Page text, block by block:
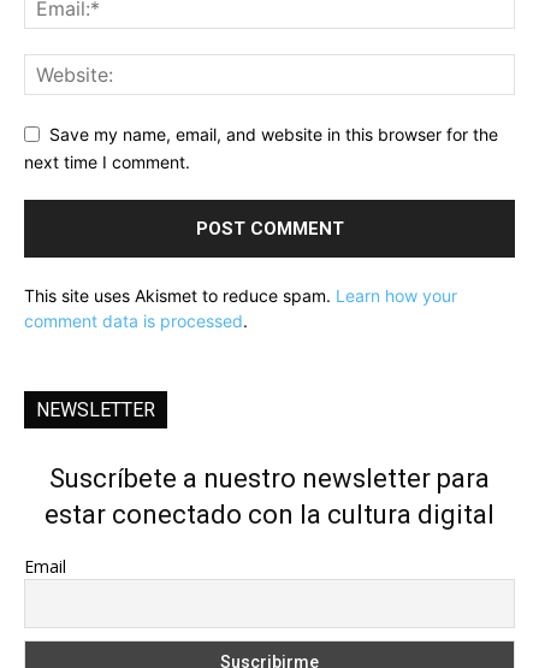
Save my name, email, and website in this browser for the
next time I comment.
This site uses Akismet to reduce spam. Learn how your
comment data is processed.
NEWSLETTER
Suscríbete a nuestro newsletter para
estar conectado con la cultura digital
Email